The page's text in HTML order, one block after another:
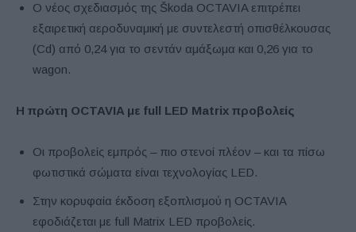
Ο νέος σχεδιασμός της Škoda OCTAVIA επιτρέπει
εξαιρετική αεροδυναμική με συντελεστή οπισθέλκουσας
(Cd) από 0,24 για το σεντάν αμάξωμα και 0,26 για το
wagon.
Η πρώτη OCTAVIA με full LED Matrix προβολείς
Οι προβολείς εμπρός – πιο στενοί πλέον – και τα πίσω
φωτιστικά σώματα είναι τεχνολογίας LED.
Στην κορυφαία έκδοση εξοπλισμού η OCTAVIA
εφοδιάζεται με full Matrix LED προβολείς.